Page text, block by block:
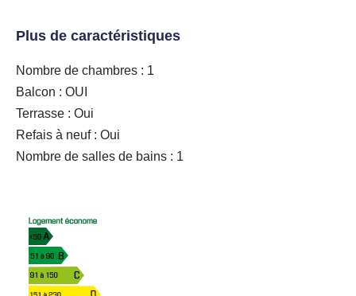
Plus de caractéristiques
Nombre de chambres : 1
Balcon : OUI
Terrasse : Oui
Refais à neuf : Oui
Nombre de salles de bains : 1